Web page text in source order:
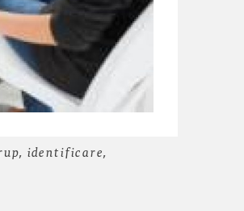
identificare,